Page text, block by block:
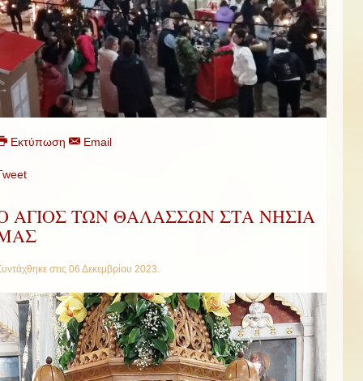
Εκτύπωση Email
ΑΓΙΟΣ ΤΩΝ ΘΑΛΑΣΣΩΝ ΣΤΑ ΝΗΣΙΑ
στις 06 Δεκεμβρίου 2023